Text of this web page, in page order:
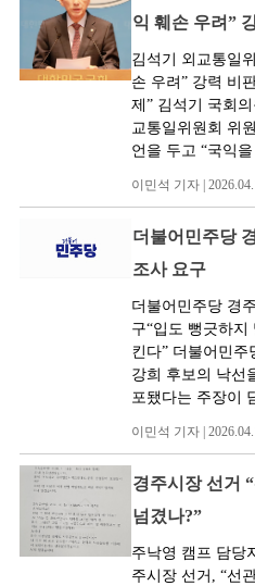
익 훼손 우려”
김석기 외교통일
손 우려” 강력 비
제” 김석기 국회
교통일위원회 위
언을 두고 “국익을
이민석 기자 |
더불어민주당
조사 요구
더불어민주당 경
구“입도 뻥긋하지
킨다” 더불어민주
강희 후보의 낙선
포됐다는 주장이
이민석 기자 |
경주시장 선거
넘겼나?”
주낙영 캠프 담당
주시장 선거, “선